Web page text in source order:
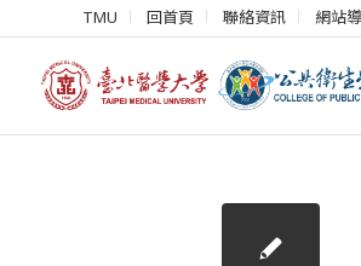
TMU 回首頁 聯絡資訊 網站